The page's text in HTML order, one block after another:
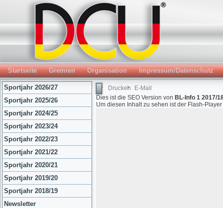
Startseite Gremien Organisation Impressum/Datenschutz
Sportjahr 2026/27
Sportjahr 2025/26
Sportjahr 2024/25
Sportjahr 2023/24
Sportjahr 2022/23
Sportjahr 2021/22
Sportjahr 2020/21
Sportjahr 2019/20
Sportjahr 2018/19
Newsletter
Drucken
E-Mail
Dies ist die SEO Version von BL-Info 1 2017/
Um diesen Inhalt zu sehen ist der Flash-